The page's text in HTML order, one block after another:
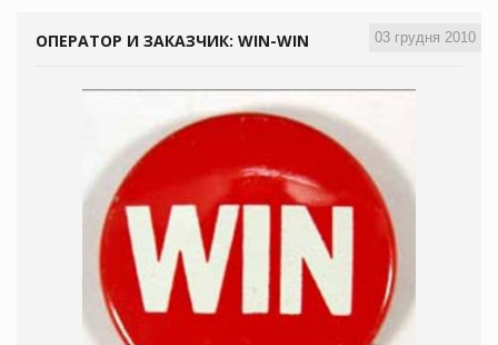
03 грудня 2010
ОПЕРАТОР И ЗАКАЗЧИК: WIN-WIN